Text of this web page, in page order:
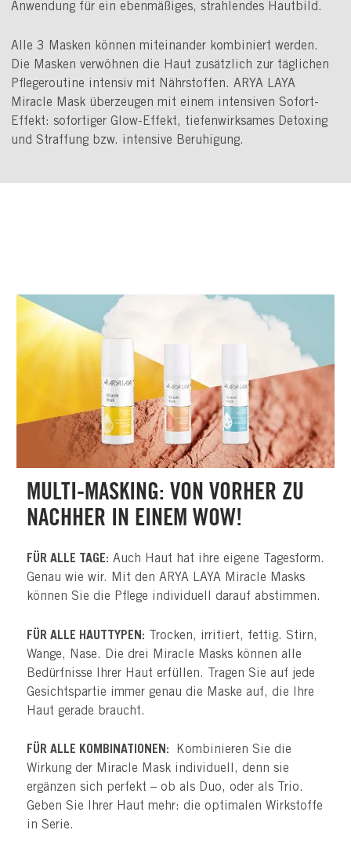
Anwendung für ein ebenmäßiges, strahlendes Hautbild.
Alle 3 Masken können miteinander kombiniert werden.
Die Masken verwöhnen die Haut zusätzlich zur täglichen
Pflegeroutine intensiv mit Nährstoffen. ARYA LAYA
Miracle Mask überzeugen mit einem intensiven Sofort-
Effekt: sofortiger Glow-Effekt, tiefenwirksames Detoxing
und Straffung bzw. intensive Beruhigung.
MULTI-MASKING: VON VORHER ZU
NACHHER IN EINEM WOW!
FÜR ALLE TAGE: Auch Haut hat ihre eigene Tagesform.
Genau wie wir. Mit den ARYA LAYA Miracle Masks
können Sie die Pflege individuell darauf abstimmen.
FÜR ALLE HAUTTYPEN:
Trocken, irritiert, fettig. Stirn,
Wange, Nase. Die drei Miracle Masks können alle
Bedürfnisse Ihrer Haut erfüllen. Tragen Sie auf jede
Gesichtspartie immer genau die Maske auf, die Ihre
Haut gerade braucht.
FÜR ALLE KOMBINATIONEN:
Kombinieren Sie die
Wirkung der Miracle Mask individuell, denn sie
ergänzen sich perfekt – ob als Duo, oder als Trio.
Geben Sie Ihrer Haut mehr: die optimalen Wirkstoffe
in Serie.